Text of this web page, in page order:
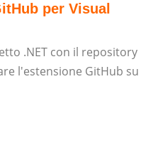
per Visual
.NET con il repository
l'estensione GitHub su